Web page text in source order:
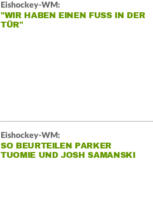
Eishockey-WM:
"WIR HABEN EINEN FUSS IN DER T
ÜR"
Eishockey-WM:
SO BEURTEILEN PARKER
TUOMIE UND JOSH SAMANSKI